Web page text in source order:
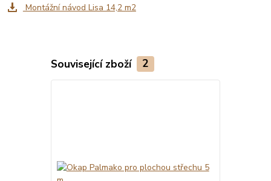
Montážní návod Lisa 14,2 m2
Související zboží 2